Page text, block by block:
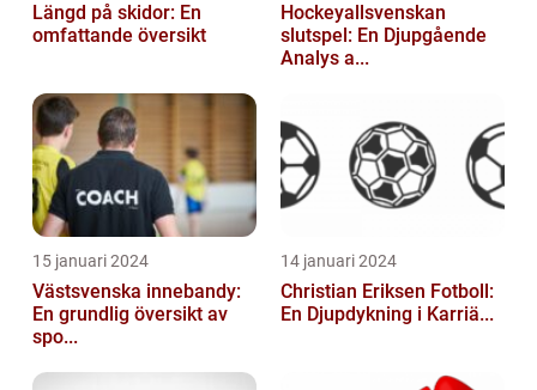
Längd på skidor: En
omfattande översikt
Hockeyallsvenskan
slutspel: En Djupgående
Analys a...
15 januari 2024
Västsvenska innebandy:
En grundlig översikt av
spo...
14 januari 2024
Christian Eriksen Fotboll:
En Djupdykning i Karriä...